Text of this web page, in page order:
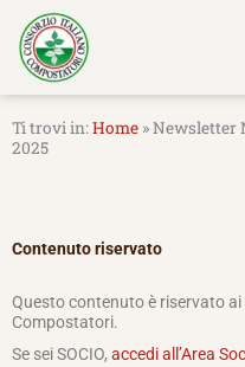
contenuto
Home »Newsletter
2025
Contenuto riservato
Questo contenuto è riservato
Compostatori.
Se sei SOCIO, accedi all’Area